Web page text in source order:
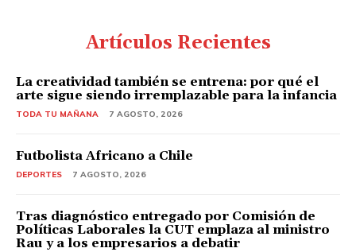
Artículos Recientes
La creatividad también se entrena: por qué el
arte sigue siendo irremplazable para la infancia
TODA TU MAÑANA 7 AGOSTO, 2026
Futbolista Africano a Chile
DEPORTES 7 AGOSTO, 2026
Tras diagnóstico entregado por Comisión de
Políticas Laborales la CUT emplaza al ministro
Rau y a los empresarios a debatir